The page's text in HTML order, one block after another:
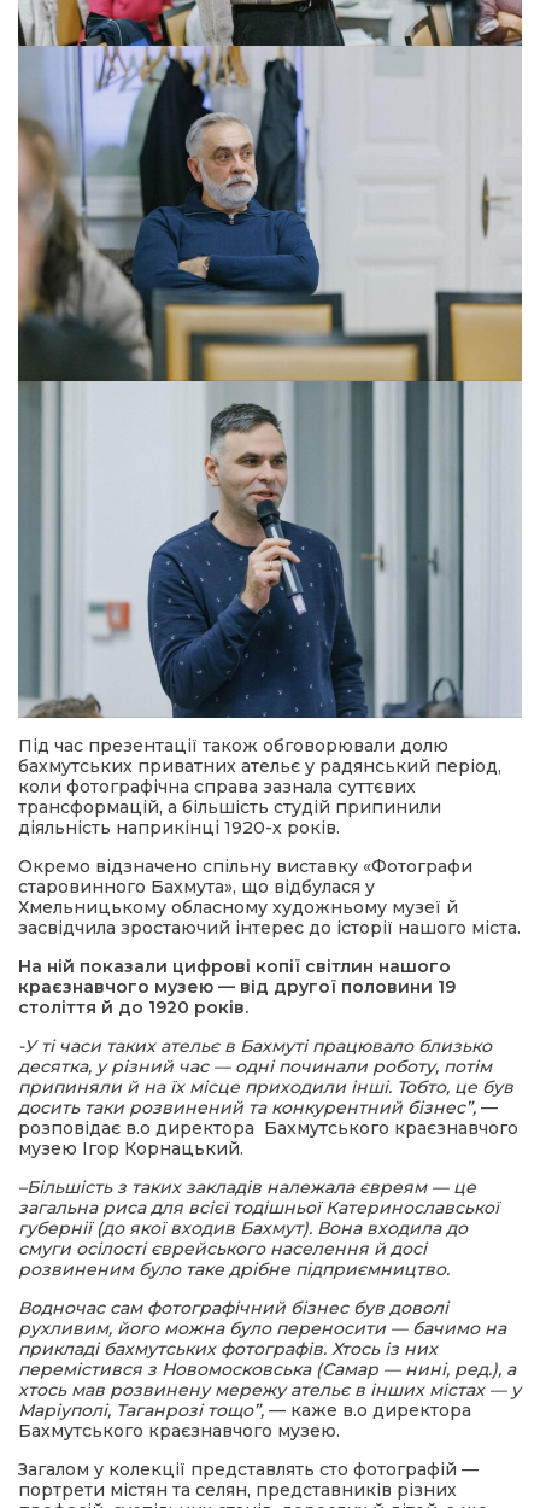
Під час презентації також обговорювали долю
бахмутських приватних ательє у радянський період,
коли фотографічна справа зазнала суттєвих
трансформацій, а більшість студій припинили
діяльність наприкінці 1920-х років.
Окремо відзначено спільну виставку «Фотографи
старовинного Бахмута», що відбулася у
Хмельницькому обласному художньому музеї й
засвідчила зростаючий інтерес до історії нашого міста.
На ній показали цифрові копії світлин нашого
краєзнавчого музею — від другої половини 19
століття й до 1920 років.
-У ті часи таких ательє в Бахмуті працювало близько
десятка, у різний час — одні починали роботу, потім
припиняли й на їх місце приходили інші. Тобто, це був
досить таки розвинений та конкурентний бізнес”, —
розповідає в.о директора Бахмутського краєзнавчого
музею Ігор Корнацький.
–Більшість з таких закладів належала євреям — це
загальна риса для всієї тодішньої Катеринославської
губернії (до якої входив Бахмут). Вона входила до
смуги осілості єврейського населення й досі
розвиненим було таке дрібне підприємництво.
Водночас сам фотографічний бізнес був доволі
рухливим, його можна було переносити — бачимо на
прикладі бахмутських фотографів. Хтось із них
перемістився з Новомосковська (Самар — нині, ред.), а
хтось мав розвинену мережу ательє в інших містах — у
Маріуполі, Таганрозі тощо”, — каже в.о директора
Бахмутського краєзнавчого музею.
Загалом у колекції представлять сто фотографій —
портрети містян та селян, представників різних